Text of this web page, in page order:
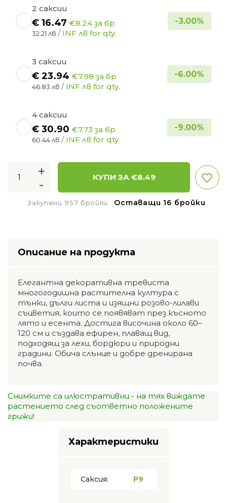
2 саксии
€ 16.47 €8.24 за бр
32.21 лв / INF лв for qty.
-3.00%
3 саксии
€ 23.94 €7.98 за бр
46.83 лв / INF лв for qty.
-6.00%
4 саксии
€ 30.90 €7.73 за бр
60.44 лв / INF лв for qty.
-9.00%
+
-
КУПИ ЗА €8.49
Закупени 957 бройки Оставащи 16 бройки
Описание на продукта
Елегантна декоративна тревиста
многогодишна растителна култура с
тънки, дълги листа и изящни розово-лилави
съцветия, които се появяват през късното
лято и есента. Достига височина около 60–
120 см и създава ефирен, плаващ вид,
подходящ за лехи, бордюри и природни
градини. Обича слънце и добре дренирана
почва.
Снимките са илюстративни - на тях виждате
растението след съответно положените
грижи!
Характеристики
Саксия: P9